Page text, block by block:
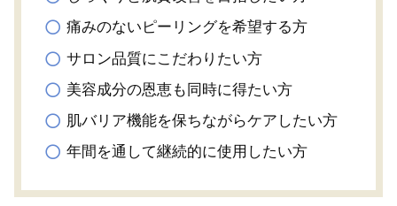
痛みのないピーリングを希望する方
サロン品質にこだわりたい方
美容成分の恩恵も同時に得たい方
肌バリア機能を保ちながらケアしたい方
年間を通して継続的に使用したい方